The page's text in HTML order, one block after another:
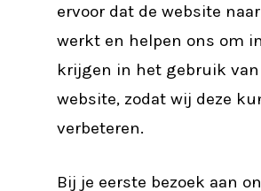
ervoor dat de website
werkt en helpen ons om
krijgen in het gebruik van
website, zodat wij deze
verbeteren.
Bij je eerste bezoek aan